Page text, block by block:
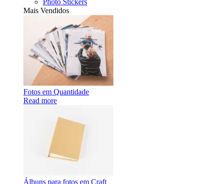
Mais Vendidos
Fotos em Quantidade
Read more
Álbuns para fotos em Craft